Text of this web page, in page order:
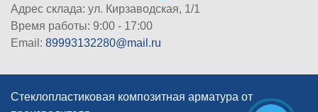
Адрес склада: ул. Кирзаводская, 1/1
Время работы: 9:00 - 17:00
Email: 89993132280@mail.ru
Стеклопластиковая композитная арматура от